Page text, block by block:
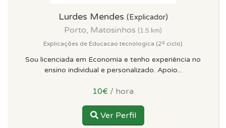
Lurdes Mendes (Explicador)
Porto, Matosinhos (1.5 km)
Explicações de Educacao tecnologica (2º ciclo)
Sou licenciada em Economia e tenho experiência no
ensino individual e personalizado. Apoio...
10€ / hora
Ver Perfil